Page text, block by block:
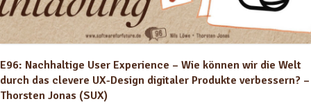
E96: Nachhaltige User Experience – Wie können wir die Welt
durch das clevere UX-Design digitaler Produkte verbessern? –
Thorsten Jonas (SUX)